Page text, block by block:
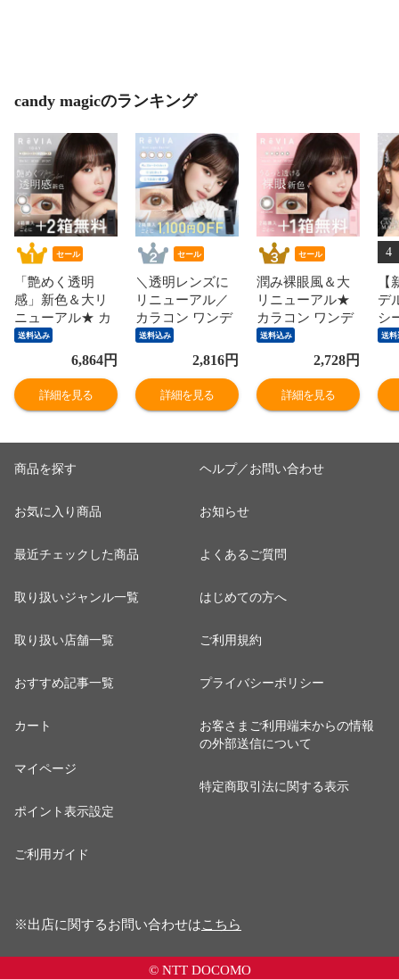
candy magicのランキング
セール
「艶めく透明
感」新色＆大リ
ニューアル★ カ
ラコン ワンデー
＜もれなく2箱無
料＞ ReVIA 1day
COLOR 1箱 10枚
入/6箱合計 60枚
コポス) 4箱購入
で＋2箱無料 コ
ンタクトレンズ
マジ公式 カラー
送料込み
6,864円
詳細を見る
セール
＼透明レンズに
リニューアル／
カラコン ワンデ
ー ブルーライト
カット 【2箱購
入で1,100円OFF/
公式限定】
ReVIA Blue light
ー 1箱 10枚 入/2
り 送料無料(ネコ
ンタクトレンズ
送料込み
2,816円
詳細を見る
セール
潤み裸眼風＆大
リニューアル★
カラコン ワンデ
ー 【もれなく1
箱無料】 小さめ
ナチュラル
ReVIA
1day/CIRCLE 10
枚 送料無料(ネコ
ポス) レヴィア
ワンデー サーク
箱無料
送料込み
2,728円
詳細を見る
4
デ
シ
ャ
度
ク
送料
商品を探す
お気に入り商品
最近チェックした商品
取り扱いジャンル一覧
取り扱い店舗一覧
おすすめ記事一覧
カート
マイページ
ポイント表示設定
ご利用ガイド
ヘルプ／お問い合わせ
お知らせ
よくあるご質問
はじめての方へ
ご利用規約
プライバシーポリシー
お客さまご利用端末からの情報
の外部送信について
特定商取引法に関する表示
※出店に関するお問い合わせはこちら
© NTT DOCOMO